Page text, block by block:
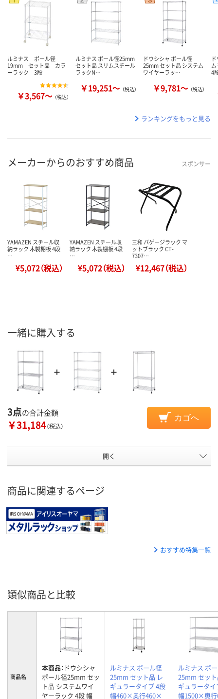
ルミナス ポール径
19mm セット品 カラ
ーラック 3段
￥3,567～ （税込）
ルミナス ポール径25mm
セット品 スリムスチール
ラックN…
￥19,251～ （税込）
ドウシシャ ポール径
25mm セット品 システム
ワイヤーラッ…
￥9,781～ （税込）
4
ランキングをもっと見る
メーカーからのおすすめ商品 スポンサー
YAMAZEN スチール収
納ラック 木製棚板 4段
…
¥5,072（税込）
YAMAZEN スチール収
納ラック 木製棚板 4段
…
¥5,072（税込）
三和 バゲージラック マ
ットブラック CT-
7307…
¥12,467（税込）
一緒に購入する
3点の合計金額
￥31,184（税込）
カゴへ
開く
商品に関連するページ
おすすめ特集一覧
類似商品と比較
商品名
本商品： ドウシシャ
ポール径25mm セッ
ト品 システムワイ
ヤーラック 4段 幅
ルミナス ポール径
25mm セット品 レ
ギュラータイプ 4段
幅460×奥行460×
ルミナス ポ
25mm セッ
ギュラータイ
幅1500×奥